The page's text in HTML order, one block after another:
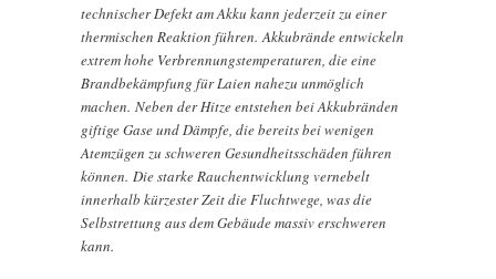
technischer Defekt am Akku kann jederzeit zu einer
thermischen Reaktion führen. Akkubrände entwickeln
extrem hohe Verbrennungstemperaturen, die eine
Brandbekämpfung für Laien nahezu unmöglich
machen. Neben der Hitze entstehen bei Akkubränden
giftige Gase und Dämpfe, die bereits bei wenigen
Atemzügen zu schweren Gesundheitsschäden führen
können. Die starke Rauchentwicklung vernebelt
innerhalb kürzester Zeit die Fluchtwege, was die
Selbstrettung aus dem Gebäude massiv erschweren
kann.